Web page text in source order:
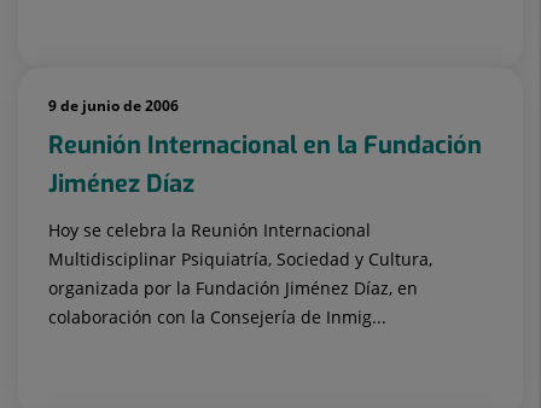
9 de junio de 2006
Reunión Internacional en la Fundación
Jiménez Díaz
Hoy se celebra la Reunión Internacional
Multidisciplinar Psiquiatría, Sociedad y Cultura,
organizada por la Fundación Jiménez Díaz, en
colaboración con la Consejería de Inmig...